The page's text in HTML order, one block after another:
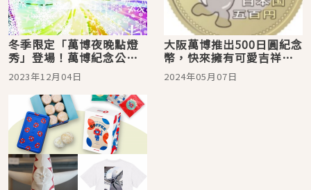
冬季限定「萬博夜晚點燈
秀」登場！萬博紀念公園
期間限定活動
2023年12月04日
大阪萬博推出500日圓紀念
幣，快來擁有可愛吉祥物
的紀念幣吧！
2024年05月07日